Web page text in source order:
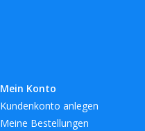
Mein Konto
Kundenkonto anlegen
Meine Bestellungen